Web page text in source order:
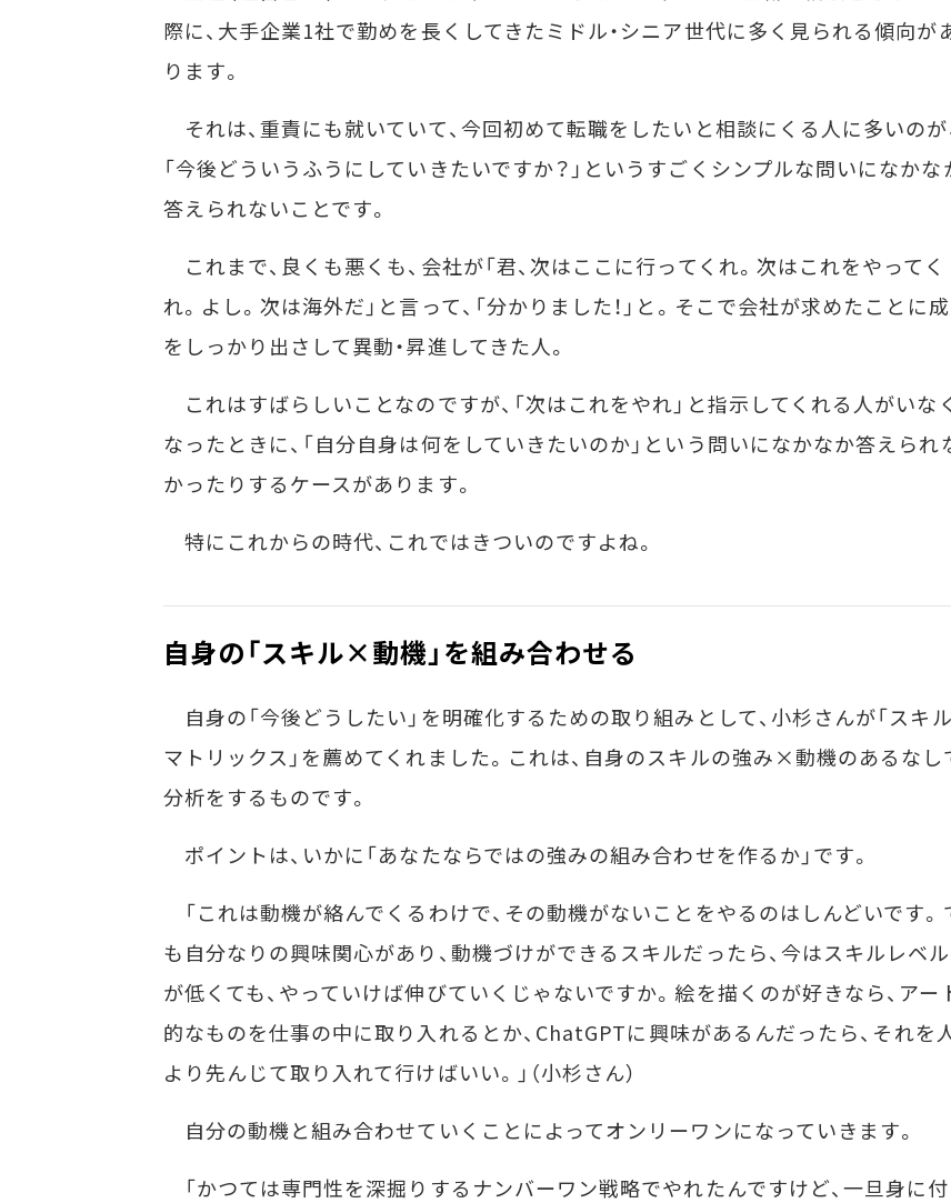
際に、大手企業1社で勤めを長くしてきたミドル・シニア世代に多く見られる傾向が
ります。
それは、重責にも就いていて、今回初めて転職をしたいと相談にくる人に多いのが
「今後どういうふうにしていきたいですか？」というすごくシンプルな問いになかな
答えられないことです。
これまで、良くも悪くも、会社が「君、次はここに行ってくれ。次はこれをやってく
れ。よし。次は海外だ」と言って、「分かりました！」と。そこで会社が求めたことに
をしっかり出さして異動・昇進してきた人。
これはすばらしいことなのですが、「次はこれをやれ」と指示してくれる人がいな
なったときに、「自分自身は何をしていきたいのか」という問いになかなか答えられ
かったりするケースがあります。
特にこれからの時代、これではきついのですよね。
自身の「スキル×動機」を組み合わせる
自身の「今後どうしたい」を明確化するための取り組みとして、小杉さんが「スキル
マトリックス」を薦めてくれました。これは、自身のスキルの強み×動機のあるなし
分析をするものです。
ポイントは、いかに「あなたならではの強みの組み合わせを作るか」です。
「これは動機が絡んでくるわけで、その動機がないことをやるのはしんどいです。
も自分なりの興味関心があり、動機づけができるスキルだったら、今はスキルレベル
が低くても、やっていけば伸びていくじゃないですか。絵を描くのが好きなら、アー
的なものを仕事の中に取り入れるとか、ChatGPTに興味があるんだったら、それを
より先んじて取り入れて行けばいい。」（小杉さん）
自分の動機と組み合わせていくことによってオンリーワンになっていきます。
「かつては専門性を深掘りするナンバーワン戦略でやれたんですけど、一旦身に